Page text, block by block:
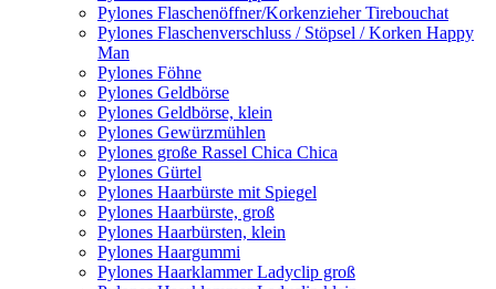
Pylones Flaschenöffner/Korkenzieher Tirebouchat
Pylones Flaschenverschluss / Stöpsel / Korken Happy
Man
Pylones Föhne
Pylones Geldbörse
Pylones Geldbörse, klein
Pylones Gewürzmühlen
Pylones große Rassel Chica Chica
Pylones Gürtel
Pylones Haarbürste mit Spiegel
Pylones Haarbürste, groß
Pylones Haarbürsten, klein
Pylones Haargummi
Pylones Haarklammer Ladyclip groß